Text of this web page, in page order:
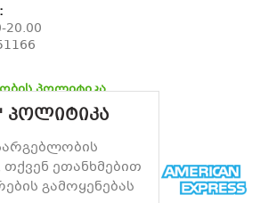
პოლიტიკა
პოლიტიკა
ეთანხმებით
გამოყენებას